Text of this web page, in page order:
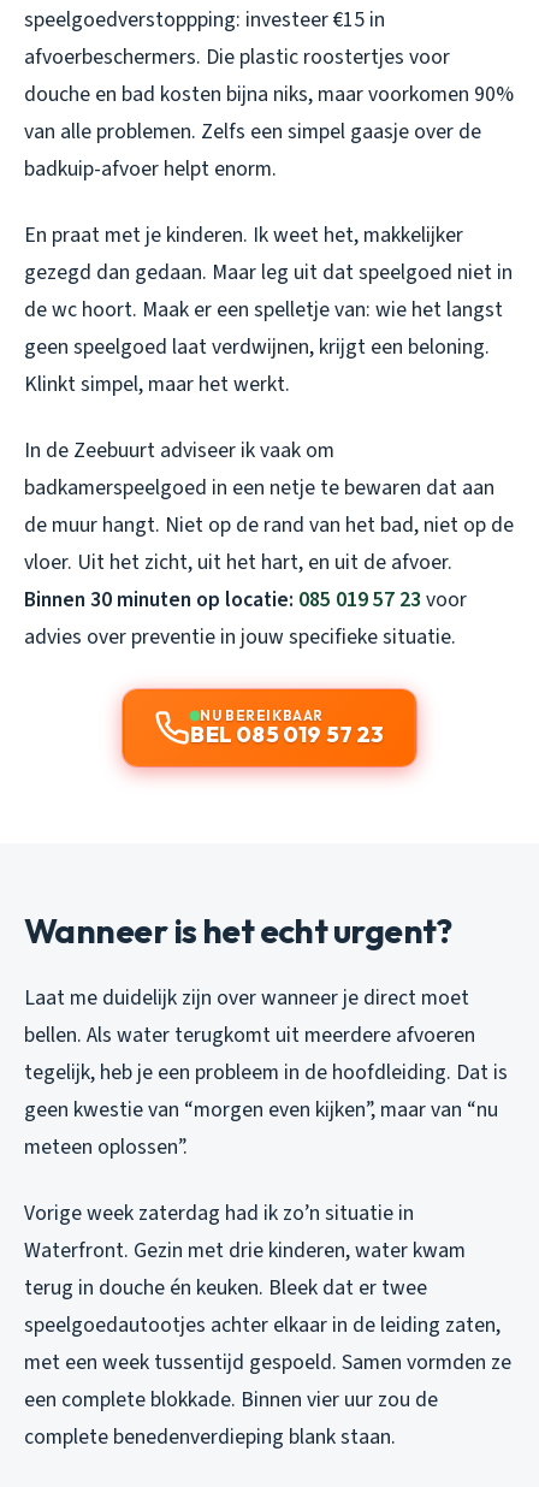
speelgoedverstoppping: investeer €15 in
afvoerbeschermers. Die plastic roostertjes voor
douche en bad kosten bijna niks, maar voorkomen 90%
van alle problemen. Zelfs een simpel gaasje over de
badkuip-afvoer helpt enorm.
En praat met je kinderen. Ik weet het, makkelijker
gezegd dan gedaan. Maar leg uit dat speelgoed niet in
de wc hoort. Maak er een spelletje van: wie het langst
geen speelgoed laat verdwijnen, krijgt een beloning.
Klinkt simpel, maar het werkt.
In de Zeebuurt adviseer ik vaak om
badkamerspeelgoed in een netje te bewaren dat aan
de muur hangt. Niet op de rand van het bad, niet op de
vloer. Uit het zicht, uit het hart, en uit de afvoer.
Binnen 30 minuten op locatie: 085 019 57 23 voor
advies over preventie in jouw specifieke situatie.
NU BEREIKBAAR
BEL 085 019 57 23
Wanneer is het echt urgent?
Laat me duidelijk zijn over wanneer je direct moet
bellen. Als water terugkomt uit meerdere afvoeren
tegelijk, heb je een probleem in de hoofdleiding. Dat is
geen kwestie van “morgen even kijken”, maar van “nu
meteen oplossen”.
Vorige week zaterdag had ik zo’n situatie in
Waterfront. Gezin met drie kinderen, water kwam
terug in douche én keuken. Bleek dat er twee
speelgoedautootjes achter elkaar in de leiding zaten,
met een week tussentijd gespoeld. Samen vormden ze
een complete blokkade. Binnen vier uur zou de
complete benedenverdieping blank staan.